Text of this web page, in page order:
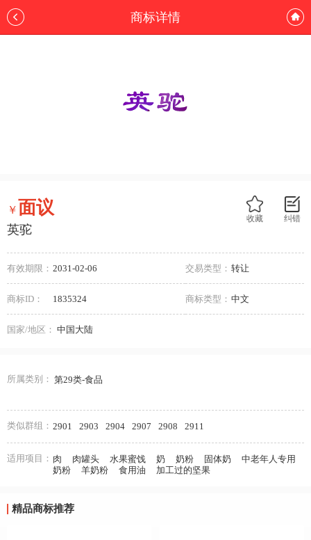
商标详情
纠错
收藏
￥面议
英驼
有效期限： 2031-02-06 交易类型： 转让
商标ID： 1835324 商标类型： 中文
国家/地区： 中国大陆
所属类别： 第29类-食品
类似群组： 2901 2903 2904 2907 2908 2911
适用项目： 肉 肉罐头 水果蜜饯 奶 奶粉 固体奶
中老年人专用
奶粉
羊奶粉 食用油 加工过的坚果
精品商标推荐